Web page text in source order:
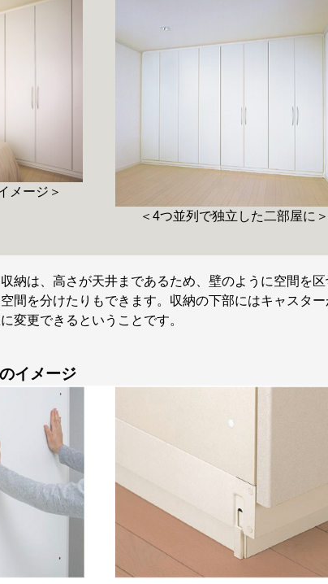
メージ＞
＜4つ並列で独立した二部屋に＞
収納は、高さが天井まであるため、壁のように空間を
間を分けたりもできます。収納の下部にはキャスタ
変更できるということです。
イメージ